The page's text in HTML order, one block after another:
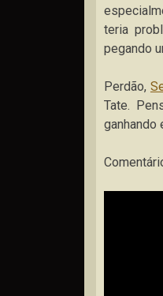
teria
pegando
Perdão,
Tate.
ganhando